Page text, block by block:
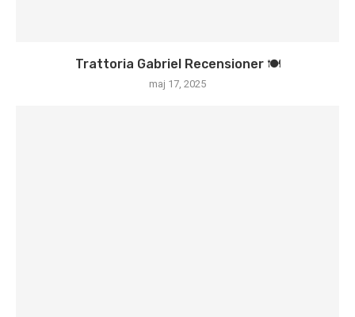
Trattoria Gabriel Recensioner 🍽️
maj 17, 2025